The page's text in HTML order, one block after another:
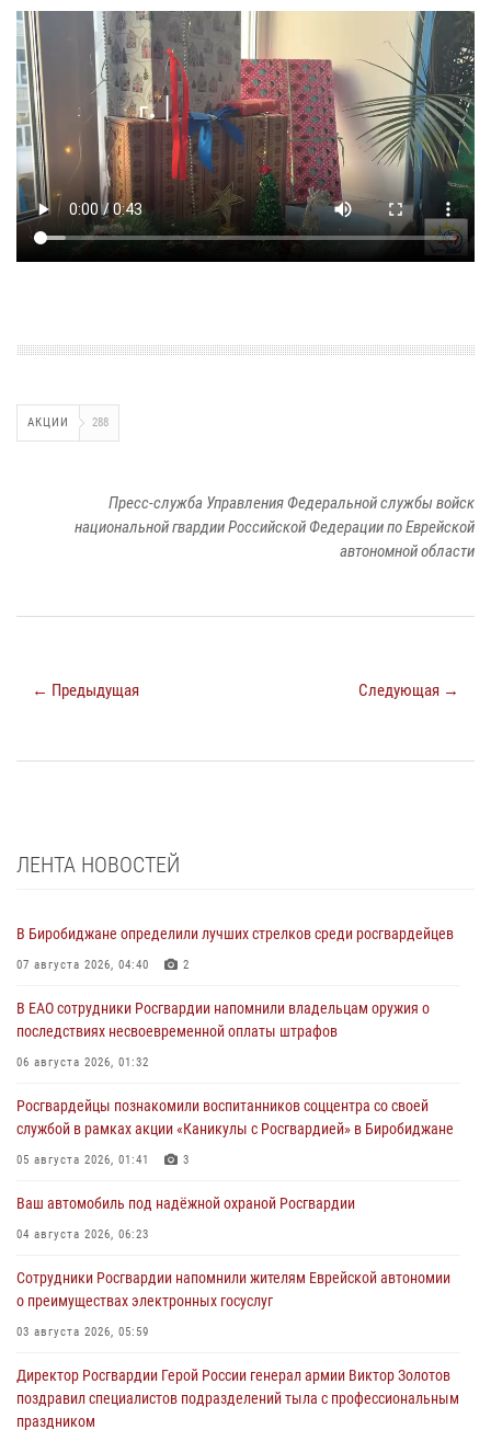
АКЦИИ 288
Пресс-служба Управления Федеральной службы войск
национальной гвардии Российской Федерации по Еврейской
автономной области
← Предыдущая Следующая →
ЛЕНТА НОВОСТЕЙ
В Биробиджане определили лучших стрелков среди росгвардейцев
07 августа 2026, 04:40 2
В ЕАО сотрудники Росгвардии напомнили владельцам оружия о
последствиях несвоевременной оплаты штрафов
06 августа 2026, 01:32
Росгвардейцы познакомили воспитанников соццентра со своей
службой в рамках акции «Каникулы с Росгвардией» в Биробиджане
05 августа 2026, 01:41 3
Ваш автомобиль под надёжной охраной Росгвардии
04 августа 2026, 06:23
Сотрудники Росгвардии напомнили жителям Еврейской автономии
о преимуществах электронных госуслуг
03 августа 2026, 05:59
Директор Росгвардии Герой России генерал армии Виктор Золотов
поздравил специалистов подразделений тыла с профессиональным
праздником